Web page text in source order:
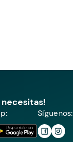
necesitas!
Síguenos: